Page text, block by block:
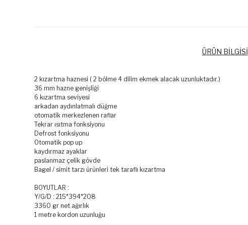
ÜRÜN BİLGİSİ
2 kızartma haznesi ( 2 bölme 4 dilim ekmek alacak uzunluktadır.)
36 mm hazne genişliği
6 kızartma seviyesi
arkadan aydınlatmalı düğme
otomatik merkezlenen raflar
Tekrar ısıtma fonksiyonu
Defrost fonksiyonu
Otomatik pop up
kaydırmaz ayaklar
paslanmaz çelik gövde
Bagel / simit tarzı ürünleri tek taraflı kızartma
BOYUTLAR :
Y/G/D : 215*394*208
3360 gr net ağırlık
1 metre kordon uzunluğu